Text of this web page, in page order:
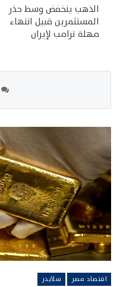
الذهب ينخفض وسط حذر
المستثمرين قبيل انتهاء
مهلة ترامب لإيران
اقتصاد مصر سلايدر